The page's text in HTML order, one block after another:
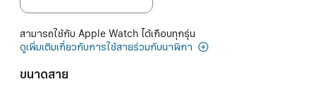
สามารถใช้กับ Apple Watch ได้เกือบทุกรุ่น
ดูเพิ่มเติมเกี่ยวกับการใช้สายร่วมกับนาฬิกา
ขนาดสาย